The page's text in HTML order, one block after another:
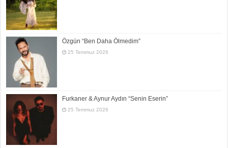
Özgün “Ben Daha Ölmedim”
25 Temmuz 2026
Furkaner & Aynur Aydın “Senin Eserin”
25 Temmuz 2026